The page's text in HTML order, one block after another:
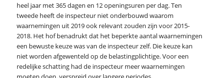
heel jaar met 365 dagen en 12 openingsuren per dag. Ten
tweede heeft de inspecteur niet onderbouwd waarom
waarnemingen uit 2019 ook relevant zouden zijn voor 2015-
2018. Het hof benadrukt dat het beperkte aantal waarnemingen
een bewuste keuze was van de inspecteur zelf. Die keuze kan
niet worden afgewenteld op de belastingplichtige. Voor een
redelijke schatting had de inspecteur meer waarnemingen